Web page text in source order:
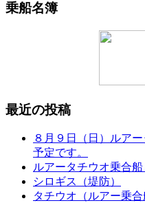
乗船名簿
最近の投稿
８月９日（日）ルア
予定です。
ルアータチウオ乗合船
シロギス（堤防）
タチウオ（ルアー乗合